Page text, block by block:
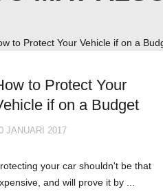
to Protect Your
if on a Budget
JANUARI 2017
your car shouldn't be that
and will prove it by ...